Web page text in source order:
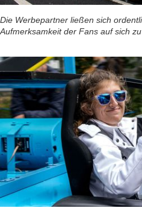
Die Werbepartner ließen sich
Aufmerksamkeit der Fans auf sich